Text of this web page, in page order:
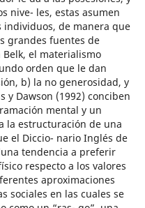
nive- les, estas asumen
de manera que
grandes fuentes de
el materialismo
orden que le dan
b) la no generosidad, y
y Dawson (1992) conciben
mental y un
la estructuración de una
el Diccio- nario Inglés de
tendencia a preferir
respecto a los valores
aproximaciones
sociales en las cuales se